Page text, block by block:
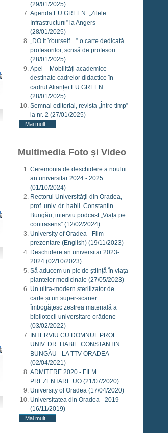
(29/01/2025)
Agenda EU GREEN. „Zilele
Infrastructurii” la Angers
(28/01/2025)
„DO It Yourself…” o carte dedicată
profesorilor, scrisă de profesori
(28/01/2025)
Apel – Mobilități academice
destinate cadrelor didactice în
cadrul Alianței EU GREEN
(28/01/2025)
Semnal editorial, revista „Între timp”
la nr. 2 (27/01/2025)
Mai mult...
Multimedia Foto și Video
Ceremonia de deschidere a noului
an universitar 2024 - 2025
(01/10/2024)
Rectorul Universității din Oradea,
prof. univ. dr. habil. Constantin
Bungău, interviu podcast „Viața pe
contrasens” (12/02/2024)
University of Oradea - Film
prezentare (English) (19/11/2023)
Deschidere an universitar 2023-
2024 (02/10/2023)
Să aducem un pic de știință în viața
plantelor medicinale (27/05/2023)
Un ultra-modern sterilizator de
carte și un super-scaner
îmbogățesc zestrea materială a
bibliotecii universitare orădene
(03/02/2022)
INTERVIU CU DOMNUL PROF.
UNIV. DR. HABIL. CONSTANTIN
BUNGĂU - LA TTV ORADEA
(02/04/2021)
ADMITERE 2020 - FILM
PREZENTARE UO (21/07/2020)
University of Oradea (17/04/2020)
Universitatea din Oradea - 2019
(16/11/2019)
Mai mult...